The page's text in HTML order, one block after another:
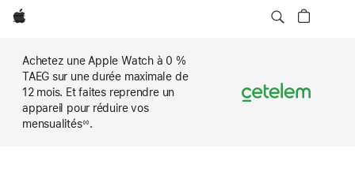
Apple
Achetez une Apple Watch à 0 %
TAEG sur une durée maximale de
12 mois. Et faites reprendre un
appareil pour réduire vos
mensualités◊◊.